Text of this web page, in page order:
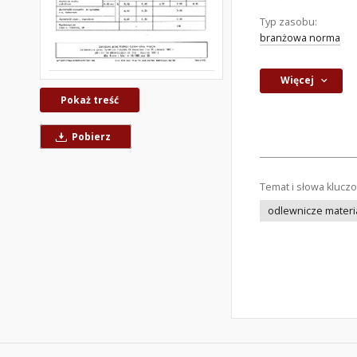
Pokaż treść
Pobierz
Typ zasobu:
branżowa norma
Więcej
Temat i słowa
odlewnicze